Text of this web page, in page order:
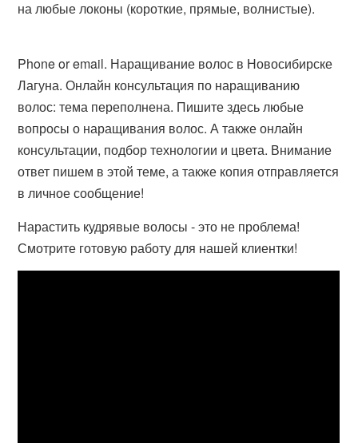
на любые локоны (короткие, прямые, волнистые).
Phone or email. Наращивание волос в Новосибирске
Лагуна. Онлайн консультация по наращиванию
волос: тема переполнена. Пишите здесь любые
вопросы о наращивания волос. А также онлайн
консультации, подбор технологии и цвета. Внимание
ответ пишем в этой теме, а также копия отправляется
в личное сообщение!
Нарастить кудрявые волосы - это не проблема!
Смотрите готовую работу для нашей клиентки!